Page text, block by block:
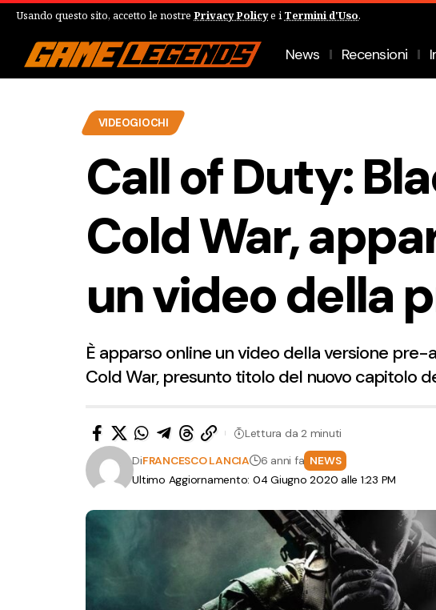
Usando questo sito, accetto le nostre Privacy Policye i Termini d'Uso.
News Recensioni
VIDEOGIOCHI
Call of Duty:
Cold War,
un video della
È apparso online un video della versione pre-
Cold War, presunto titolo del nuovo capitolo
Ultimo Aggiornamento: 04 Giugno 2020 alle 1:23 PM
DiFRANCESCO LANCIA 6 anni fa NEWS
Lettura da 2 minuti